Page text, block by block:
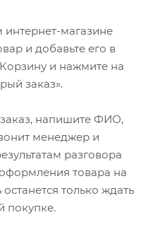
магазине
и добавьте его в
и нажмите на
заказ».
напишите ФИО,
менеджер и
разговора
товара на
только ждать
покупке.